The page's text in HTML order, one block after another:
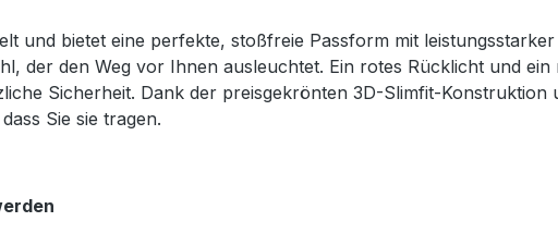
und bietet eine perfekte, stoßfreie Passform mit
der den Weg vor Ihnen ausleuchtet. Ein rotes Rücklicht und
Sicherheit. Dank der preisgekrönten 3D-Slimfit-Konstruktion
Sie sie tragen.